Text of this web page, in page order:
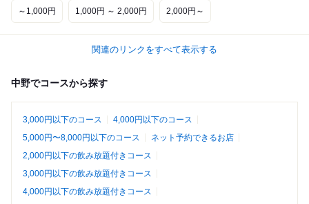
～1,000円 1,000円 ～ 2,000円 2,000円～
関連のリンクをすべて表示する
中野でコースから探す
3,000円以下のコース
4,000円以下のコース
5,000円〜8,000円以下のコース
ネット予約できるお店
2,000円以下の飲み放題付きコース
3,000円以下の飲み放題付きコース
4,000円以下の飲み放題付きコース